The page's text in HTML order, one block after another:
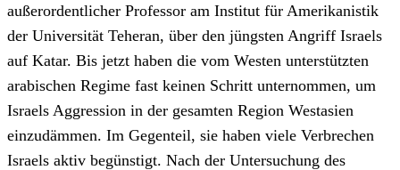
außerordentlicher Professor am Institut für Amerikanistik
der Universität Teheran, über den jüngsten Angriff Israels
auf Katar. Bis jetzt haben die vom Westen unterstützten
arabischen Regime fast keinen Schritt unternommen, um
Israels Aggression in der gesamten Region Westasien
einzudämmen. Im Gegenteil, sie haben viele Verbrechen
Israels aktiv begünstigt. Nach der Untersuchung des